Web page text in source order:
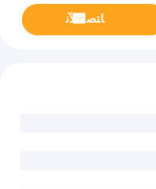
ﺎﺘﺼﻟ ﺍﻶﻧ